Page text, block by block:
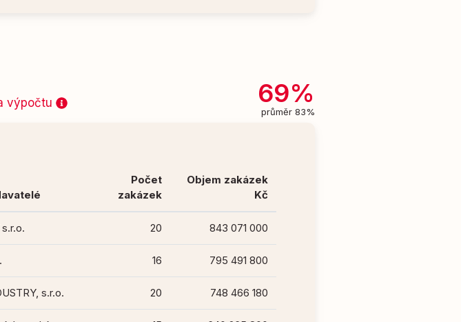
výpočtu 69%
průměr 83%
Počet
zakázek
Objem zakázek
Kč
20 843 071 000
16 795 491 800
s.r.o. 20 748 466 180